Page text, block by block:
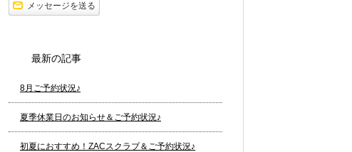
メッセージを送る
最新の記事
8月ご予約状況♪
夏季休業日のお知らせ＆ご予約状況♪
初夏におすすめ！ZACスクラブ＆ご予約状況♪